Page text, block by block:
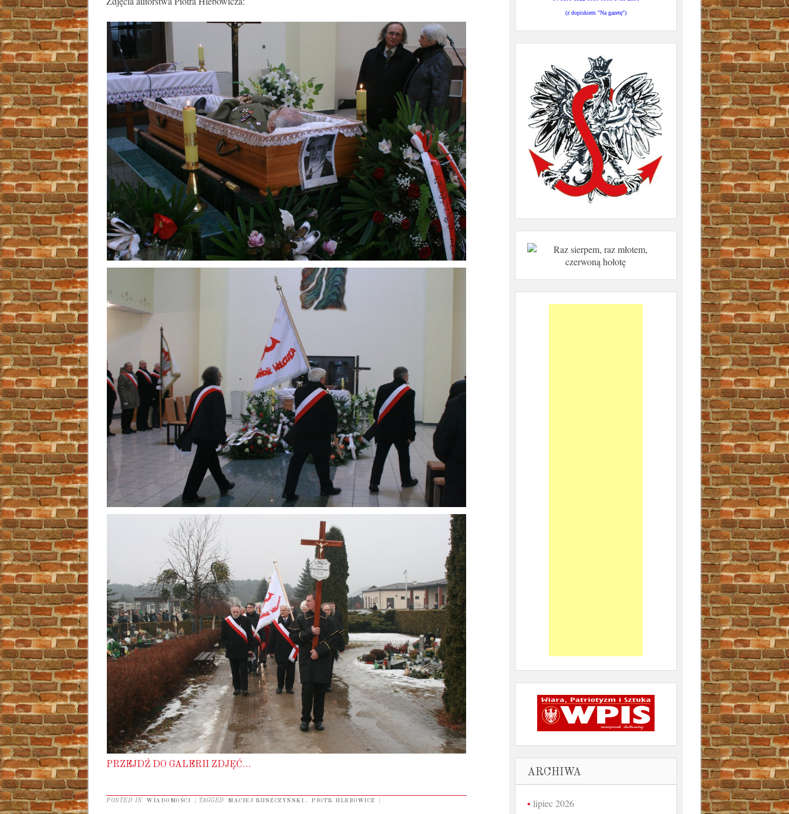
PRZEJDŹ DO GALERII ZDJĘĆ…
POSTED IN WIADOMOŚCI TAGGED MACIEJ RUSZCZYŃSKI , PIOTR HLEBOWICZ
(z dopiskiem "Na gazetę")
ARCHIWA
lipiec 2026